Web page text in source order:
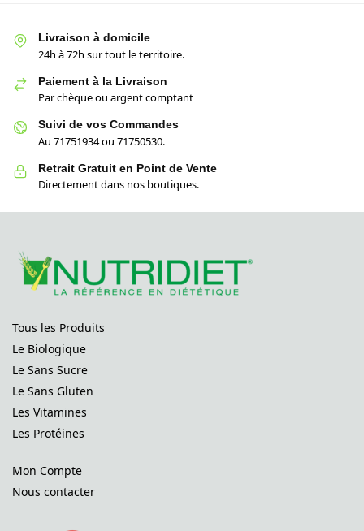
Livraison à domicile
24h à 72h sur tout le territoire.
Paiement à la Livraison
Par chèque ou argent comptant
Suivi de vos Commandes
Au 71751934 ou 71750530.
Retrait Gratuit en Point de Vente
Directement dans nos boutiques.
Tous les Produits
Le Biologique
Le Sans Sucre
Le Sans Gluten
Les Vitamines
Les Protéines
Mon Compte
Nous contacter